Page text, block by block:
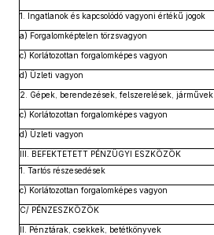
1. Ingatlanok és kapcsolódó vagyoni értékű jogok
a) Forgalomképtelen törzsvagyon
c) Korlátozottan forgalomképes vagyon
d) Üzleti vagyon
2. Gépek, berendezések, felszerelések, járművek
c) Korlátozottan forgalomképes vagyon
d) Üzleti vagyon
III. BEFEKTETETT PÉNZÜGYI ESZKÖZÖK
1. Tartós részesedések
c) Korlátozottan forgalomképes vagyon
C/ PÉNZESZKÖZÖK
II. Pénztárak, csekkek, betétkönyvek